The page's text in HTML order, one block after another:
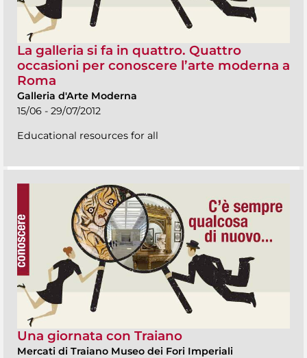
La galleria si fa in quattro. Quattro
occasioni per conoscere l’arte moderna a
Roma
Galleria d'Arte Moderna
15/06 - 29/07/2012
Educational resources for all
Una giornata con Traiano
Mercati di Traiano Museo dei Fori Imperiali